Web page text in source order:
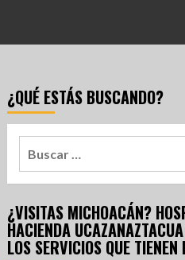
¿QUÉ ESTÁS BUSCANDO?
¿VISITAS MICHOACÁN?
HACIENDA
LOS SERVICIOS QUE